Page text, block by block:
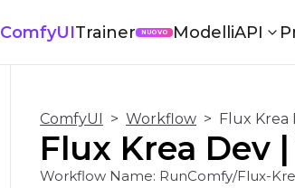
ComfyUITrainer NUOVO ModelliAPI
ComfyUI > Workflow > Flux Krea
Flux Krea Dev
Workflow Name: RunComfy/Flux-